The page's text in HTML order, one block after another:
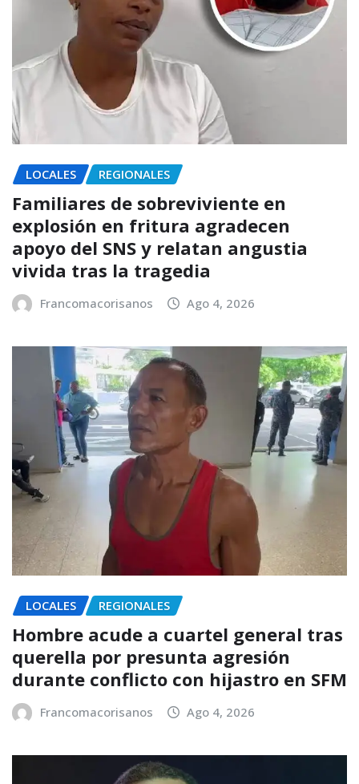
LOCALES REGIONALES
Familiares de sobreviviente en
explosión en fritura agradecen
apoyo del SNS y relatan angustia
vivida tras la tragedia
Francomacorisanos Ago 4, 2026
LOCALES REGIONALES
Hombre acude a cuartel general tras
querella por presunta agresión
durante conflicto con hijastro en SFM
Francomacorisanos Ago 4, 2026